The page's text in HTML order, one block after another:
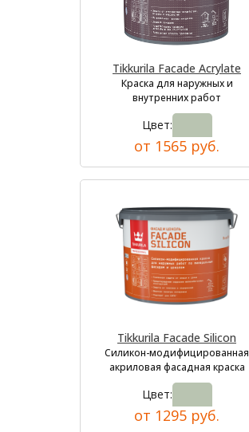
Tikkurila Facade Acrylate
Краска для наружных и
внутренних работ
Цвет:
от 1565 руб.
Tikkurila Facade Silicon
Силикон-модифицированная
акриловая фасадная краска
Цвет:
от 1295 руб.